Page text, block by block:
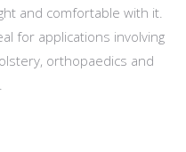
and comfortable with it.
for applications involving
orthopaedics and